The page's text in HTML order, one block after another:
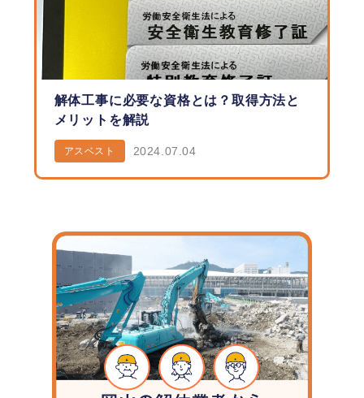
解体工事に必要な資格とは？取得方法と
メリットを解説
アスベスト 2024.07.04